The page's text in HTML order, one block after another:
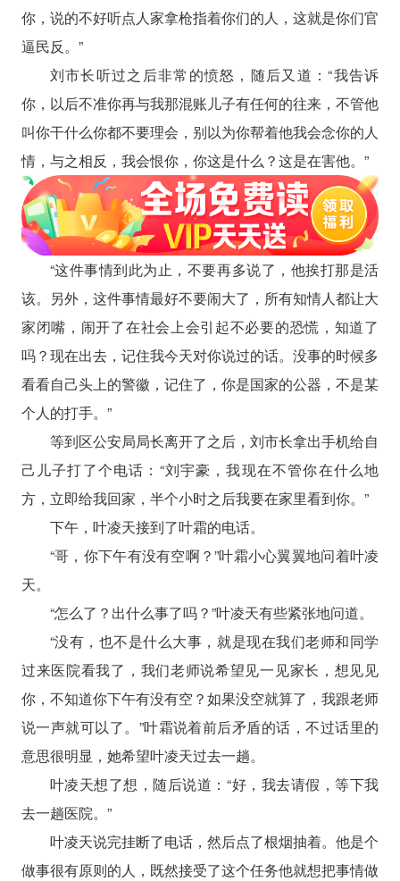
你，说的不好听点人家拿枪指着你们的人，这就是你们官
逼民反。”
刘市长听过之后非常的愤怒，随后又道：“我告诉
你，以后不准你再与我那混账儿子有任何的往来，不管他
叫你干什么你都不要理会，别以为你帮着他我会念你的人
情，与之相反，我会恨你，你这是什么？这是在害他。”
“这件事情到此为止，不要再多说了，他挨打那是活
该。另外，这件事情最好不要闹大了，所有知情人都让大
家闭嘴，闹开了在社会上会引起不必要的恐慌，知道了
吗？现在出去，记住我今天对你说过的话。没事的时候多
看看自己头上的警徽，记住了，你是国家的公器，不是某
个人的打手。”
等到区公安局局长离开了之后，刘市长拿出手机给自
己儿子打了个电话：“刘宇豪，我现在不管你在什么地
方，立即给我回家，半个小时之后我要在家里看到你。”
下午，叶凌天接到了叶霜的电话。
“哥，你下午有没有空啊？”叶霜小心翼翼地问着叶凌
天。
“怎么了？出什么事了吗？”叶凌天有些紧张地问道。
“没有，也不是什么大事，就是现在我们老师和同学
过来医院看我了，我们老师说希望见一见家长，想见见
你，不知道你下午有没有空？如果没空就算了，我跟老师
说一声就可以了。”叶霜说着前后矛盾的话，不过话里的
意思很明显，她希望叶凌天过去一趟。
叶凌天想了想，随后说道：“好，我去请假，等下我
去一趟医院。”
叶凌天说完挂断了电话，然后点了根烟抽着。他是个
做事很有原则的人，既然接受了这个任务他就想把事情做